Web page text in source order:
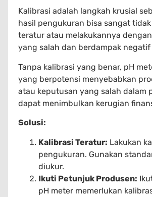
Kalibrasi adalah langkah krusial
hasil pengukuran bisa sangat
teratur atau melakukannya
yang salah dan berdampak
Tanpa kalibrasi yang benar, pH
yang berpotensi menyebabkan
atau keputusan yang salah dalam
dapat menimbulkan kerugian
Solusi:
Kalibrasi Teratur: Lakukan
pengukuran. Gunakan
diukur.
Ikuti Petunjuk Produsen:
pH meter memerlukan